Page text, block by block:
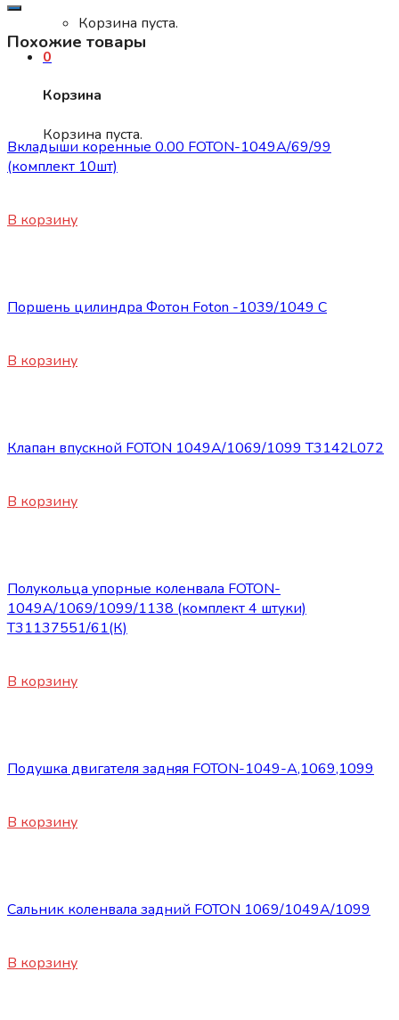
Корзина пуста.
0
Корзина
Корзина пуста.
CUMMINS
ISF3.8
нижний
Похожие товары
Вкладыши коренные 0.00 FOTON-1049А/69/99
(комплект 10шт)
В корзину
Поршень цилиндра Фотон Foton -1039/1049 С
В корзину
Клапан впускной FOTON 1049А/1069/1099 Т3142L072
В корзину
Полукольца упорные коленвала FOTON-
1049А/1069/1099/1138 (комплект 4 штуки)
Т31137551/61(К)
В корзину
Подушка двигателя задняя FOTON-1049-А,1069,1099
В корзину
Сальник коленвала задний FOTON 1069/1049А/1099
В корзину